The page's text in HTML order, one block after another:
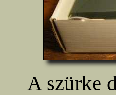
A szürke